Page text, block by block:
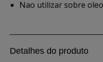
Nao utilizar sobre
Detalhes do produto